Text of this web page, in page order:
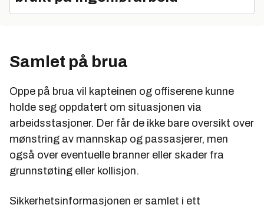
Samlet på brua
Oppe på brua vil kapteinen og offiserene kunne
holde seg oppdatert om situasjonen via
arbeidsstasjoner. Der får de ikke bare oversikt over
mønstring av mannskap og passasjerer, men
også over eventuelle branner eller skader fra
grunnstøting eller kollisjon.
Sikkerhetsinformasjonen er samlet i ett